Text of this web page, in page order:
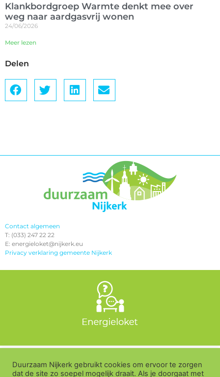
Klankbordgroep Warmte denkt mee over
weg naar aardgasvrij wonen
24/06/2026
Meer lezen
Delen
Contact algemeen
T: (033) 247 22 22
E: energieloket@nijkerk.eu
Privacy verklaring gemeente Nijkerk
Duurzaam Nijkerk gebruikt cookies om ervoor te zorgen
dat de site zo soepel mogelijk draait. Als je doorgaat met